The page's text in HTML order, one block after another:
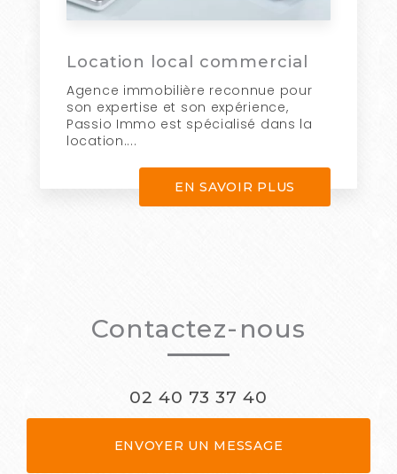
Location local commercial
Agence immobilière reconnue pour
son expertise et son expérience,
Passio Immo est spécialisé dans la
location....
EN SAVOIR PLUS
Contactez-nous
02 40 73 37 40
ENVOYER UN MESSAGE